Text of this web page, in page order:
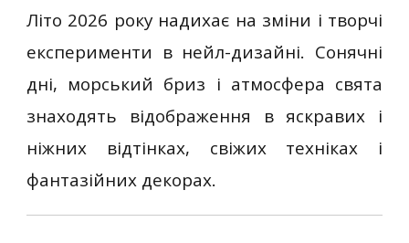
Літо 2026 року надихає на зміни і творчі
експерименти в нейл-дизайні. Сонячні
дні, морський бриз і атмосфера свята
знаходять відображення в яскравих і
ніжних відтінках, свіжих техніках і
фантазійних декорах.